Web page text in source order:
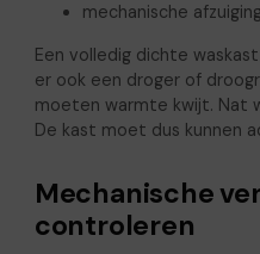
mechanische
Een volledig dichte
er ook een droger of
moeten warmte kwijt. Nat
De kast moet dus kunnen
Mechanische
controleren